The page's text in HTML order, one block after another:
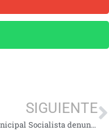
SIGUIENTE